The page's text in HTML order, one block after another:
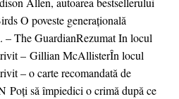
O poveste generațională
– The GuardianRezumat In locul
– Gillian McAllisterÎn locul
– o carte recomandată de
să împiedici o crimă după ce